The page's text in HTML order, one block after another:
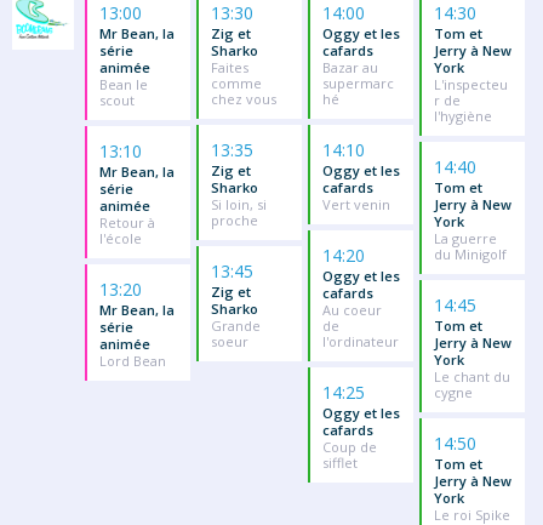
13:00
Mr Bean, la
série
animée
Bean le
scout
13:10
Mr Bean, la
série
animée
Retour à
l'école
13:20
Mr Bean, la
série
animée
Lord Bean
13:30
Zig et
Sharko
Faites
comme
chez vous
13:35
Zig et
Sharko
Si loin, si
proche
13:45
Zig et
Sharko
Grande
soeur
14:00
Oggy et les
cafards
Bazar au
supermarc
hé
14:10
Oggy et les
cafards
Vert venin
14:20
Oggy et les
cafards
Au coeur
de
l'ordinateur
14:25
Oggy et les
cafards
Coup de
sifflet
14:30
Tom et
Jerry à New
York
L'inspecteu
r de
l'hygiène
14:40
Tom et
Jerry à New
York
La guerre
du Minigolf
14:45
Tom et
Jerry à New
York
Le chant du
cygne
14:50
Tom et
Jerry à New
York
Le roi Spike